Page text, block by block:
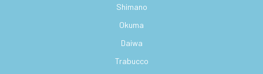
Shimano
Okuma
Daiwa
Trabucco